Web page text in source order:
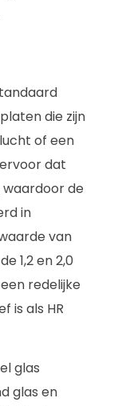
die zijn
of een
dat
de
in
van
1,2 en 2,0
redelijke
is als HR
glas
glas en